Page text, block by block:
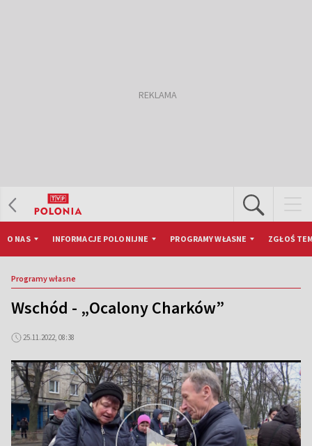
O NAS INFORMACJE POLONIJNE PROGRAMY WŁASNE ZGŁOŚ
Programy własne
Wschód - „Ocalony Charków”
25.11.2022, 08:38